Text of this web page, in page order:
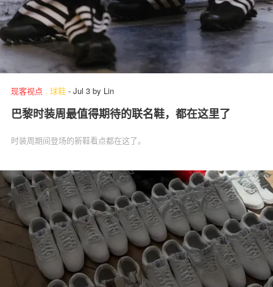
现客视点 . 球鞋 - Jul 3 by Lin
巴黎时装周最值得期待的联名鞋，都在这里了
时装周期间登场的新鞋看点都在这了。